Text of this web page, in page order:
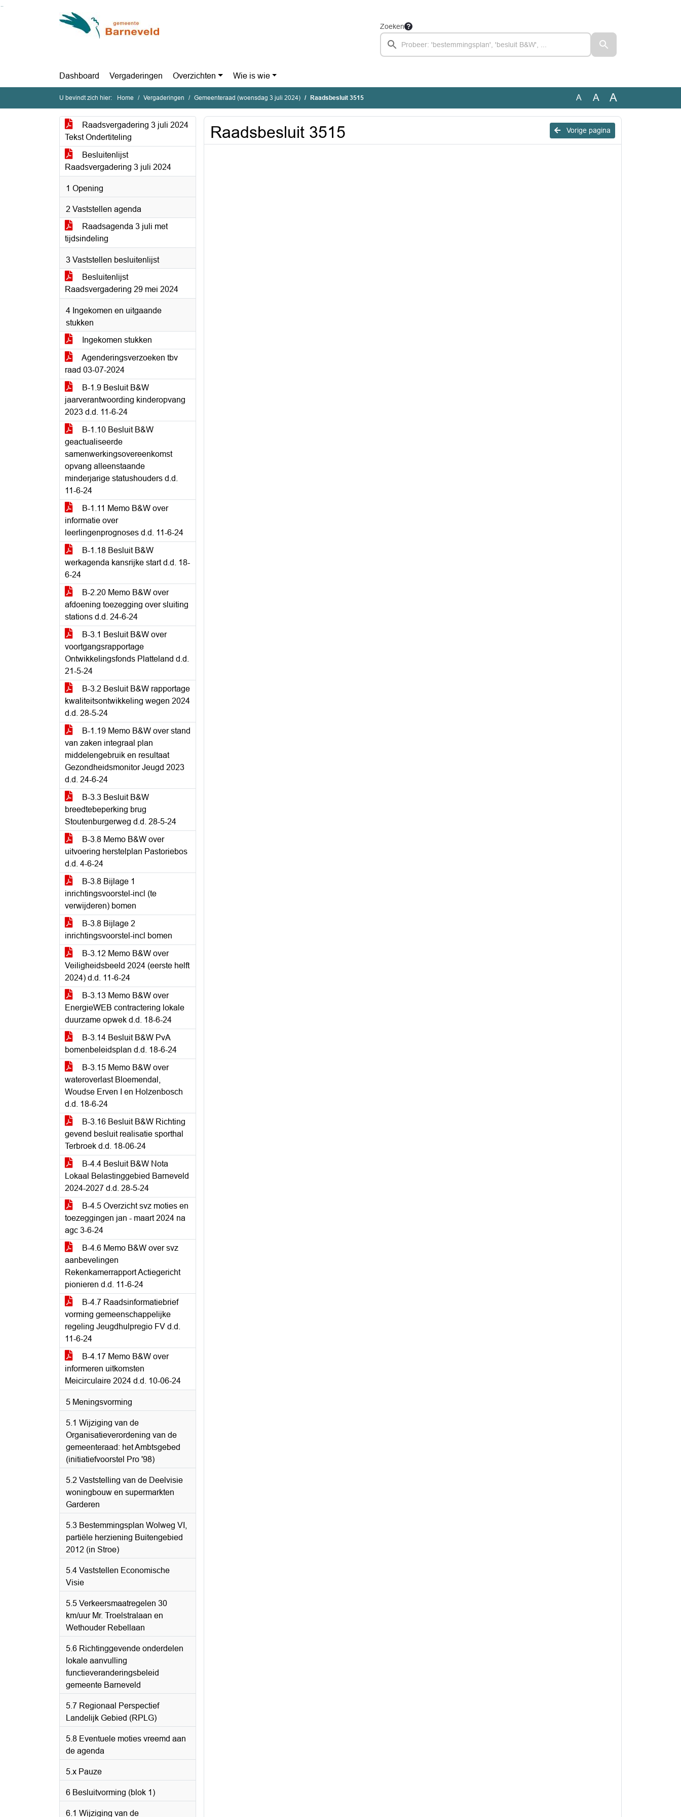
Ga naar de inhoud van deze pagina
Ga naar het zoeken
Zoeken
Dashboard Vergaderingen Overzichten Wie is wie
U bevindt zich hier: Home Vergaderingen Gemeenteraad (woensdag 3 juli 2024) Raadsbesluit 3515 A A A
Raadsvergadering 3 juli 2024
Tekst Ondertiteling
Besluitenlijst
Raadsvergadering 3 juli 2024
1 Opening
2 Vaststellen agenda
Raadsagenda 3 juli met
tijdsindeling
3 Vaststellen besluitenlijst
Besluitenlijst
Raadsvergadering 29 mei 2024
4 Ingekomen en uitgaande
stukken
Ingekomen stukken
Agenderingsverzoeken tbv
raad 03-07-2024
B-1.9 Besluit B&W
jaarverantwoording kinderopvang
2023 d.d. 11-6-24
B-1.10 Besluit B&W
geactualiseerde
samenwerkingsovereenkomst
opvang alleenstaande
minderjarige statushouders d.d.
11-6-24
B-1.11 Memo B&W over
informatie over
leerlingenprognoses d.d. 11-6-24
B-1.18 Besluit B&W
werkagenda kansrijke start d.d. 18-
6-24
B-2.20 Memo B&W over
afdoening toezegging over sluiting
stations d.d. 24-6-24
B-3.1 Besluit B&W over
voortgangsrapportage
Ontwikkelingsfonds Platteland d.d.
21-5-24
B-3.2 Besluit B&W rapportage
kwaliteitsontwikkeling wegen 2024
d.d. 28-5-24
B-1.19 Memo B&W over stand
van zaken integraal plan
middelengebruik en resultaat
Gezondheidsmonitor Jeugd 2023
d.d. 24-6-24
B-3.3 Besluit B&W
breedtebeperking brug
Stoutenburgerweg d.d. 28-5-24
B-3.8 Memo B&W over
uitvoering herstelplan Pastoriebos
d.d. 4-6-24
B-3.8 Bijlage 1
inrichtingsvoorstel-incl (te
verwijderen) bomen
B-3.8 Bijlage 2
inrichtingsvoorstel-incl bomen
B-3.12 Memo B&W over
Veiligheidsbeeld 2024 (eerste helft
2024) d.d. 11-6-24
B-3.13 Memo B&W over
EnergieWEB contractering lokale
duurzame opwek d.d. 18-6-24
B-3.14 Besluit B&W PvA
bomenbeleidsplan d.d. 18-6-24
B-3.15 Memo B&W over
wateroverlast Bloemendal,
Woudse Erven I en Holzenbosch
d.d. 18-6-24
B-3.16 Besluit B&W Richting
gevend besluit realisatie sporthal
Terbroek d.d. 18-06-24
B-4.4 Besluit B&W Nota
Lokaal Belastinggebied Barneveld
2024-2027 d.d. 28-5-24
B-4.5 Overzicht svz moties en
toezeggingen jan - maart 2024 na
agc 3-6-24
B-4.6 Memo B&W over svz
aanbevelingen
Rekenkamerrapport Actiegericht
pionieren d.d. 11-6-24
B-4.7 Raadsinformatiebrief
vorming gemeenschappelijke
regeling Jeugdhulpregio FV d.d.
11-6-24
B-4.17 Memo B&W over
informeren uitkomsten
Meicirculaire 2024 d.d. 10-06-24
5 Meningsvorming
5.1 Wijziging van de
Organisatieverordening van de
gemeenteraad: het Ambtsgebed
(initiatiefvoorstel Pro '98)
5.2 Vaststelling van de Deelvisie
woningbouw en supermarkten
Garderen
5.3 Bestemmingsplan Wolweg VI,
partiële herziening Buitengebied
2012 (in Stroe)
5.4 Vaststellen Economische
Visie
5.5 Verkeersmaatregelen 30
km/uur Mr. Troelstralaan en
Wethouder Rebellaan
5.6 Richtinggevende onderdelen
lokale aanvulling
functieveranderingsbeleid
gemeente Barneveld
5.7 Regionaal Perspectief
Landelijk Gebied (RPLG)
5.8 Eventuele moties vreemd aan
de agenda
5.x Pauze
6 Besluitvorming (blok 1)
6.1 Wijziging van de
Vorige pagina
Raadsbesluit 3515